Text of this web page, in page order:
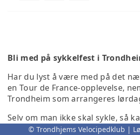
Bli med på sykkelfest i
Har du lyst å være med på det
en Tour de France-opplevelse,
Trondheim som arrangeres
Selv om man ikke skal sykle, så
store festen gjennom å være
© Trondhjems Velocipedklub |